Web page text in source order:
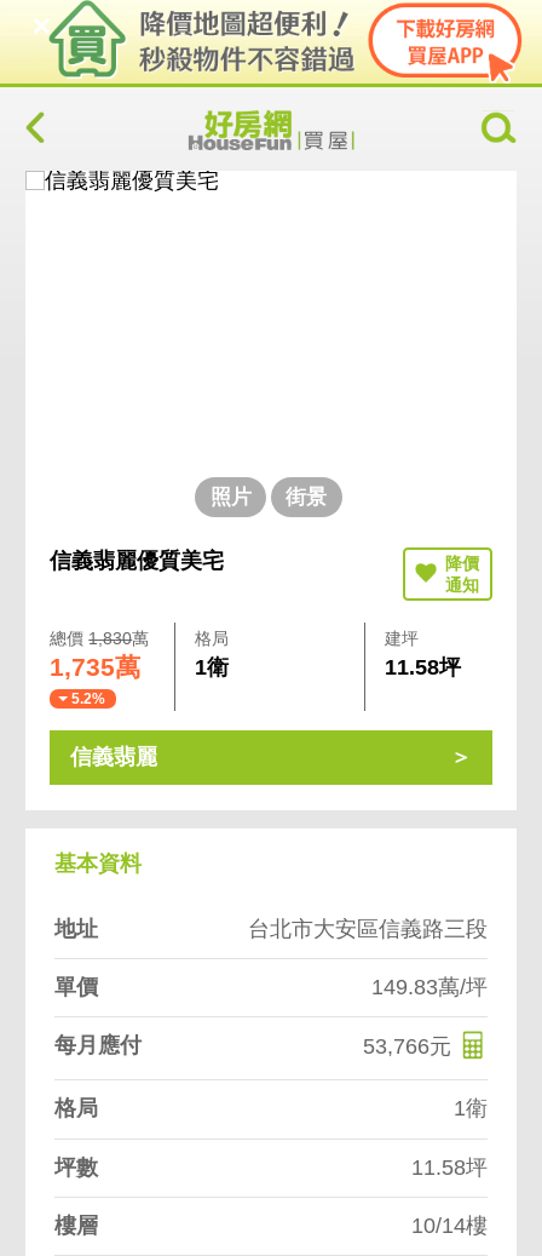
照片 街景
信義翡麗優質美宅
總價1,830萬
1,735萬
5.2%
格局
1衛
建坪
11.58坪
信義翡麗
基本資料
地址 台北市大安區信義路三段
單價 149.83萬/坪
每月應付 53,766元
格局 1衛
坪數 11.58坪
樓層 10/14樓